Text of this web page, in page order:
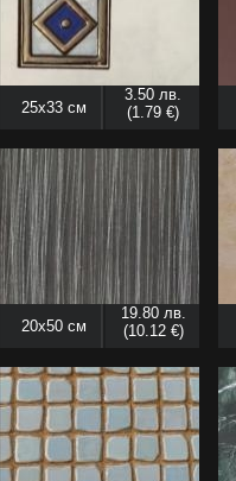
25x33 см
3.50 лв.
(1.79 €)
20x50 см
19.80 лв.
(10.12 €)